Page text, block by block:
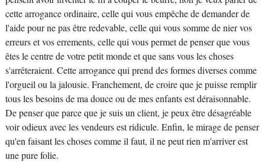
cette arrogance ordinaire, celle qui vous empêche de demander de
l'aide pour ne pas être redevable, celle qui vous somme de nier vos
erreurs et vos errements, celle qui vous permet de penser que vous
êtes le centre de votre petit monde et que sans vous les choses
s'arrêteraient. Cette arrogance qui prend des formes diverses comme
l'orgueil ou la jalousie. Franchement, de croire que je puisse remplir
tous les besoins de ma douce ou de mes enfants est déraisonnable.
De penser que parce que je suis un client, je peux être désagréable
voir odieux avec les vendeurs est ridicule. Enfin, le mirage de penser
qu'en faisant les choses comme il faut, il ne peut rien m'arriver est
une pure folie.